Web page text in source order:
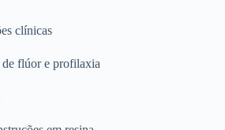
clínicas
de flúor e profilaxia